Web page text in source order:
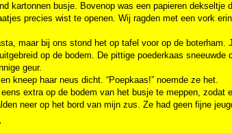
kartonnen busje. Bovenop was een papieren dekseltje
precies wist te openen. Wij ragden met een vork
maar bij ons stond het op tafel voor op de
op de bodem. De pittige poederkaas
geur.
kneep haar neus dicht. “Poepkaas!” noemde ze het.
extra op de bodem van het busje te meppen, zodat
neer op het bord van mijn zus. Ze had geen fijne